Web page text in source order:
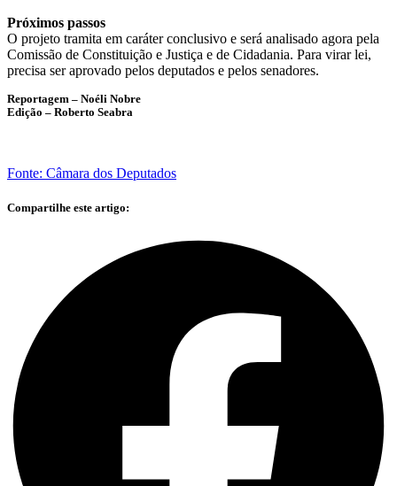
Próximos passos
O projeto tramita em caráter conclusivo e será analisado agora pela
Comissão de Constituição e Justiça e de Cidadania. Para virar lei,
precisa ser aprovado pelos deputados e pelos senadores.
Reportagem – Noéli Nobre
Edição – Roberto Seabra
Fonte: Câmara dos Deputados
Compartilhe este artigo: